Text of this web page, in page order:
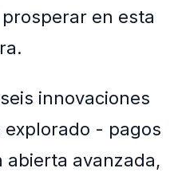
en esta
innovaciones
- pagos
abierta avanzada,